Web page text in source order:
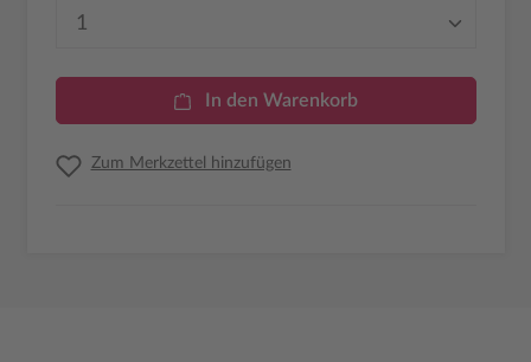
Produkt Anzahl: Gib den gewünschten
In den Warenkorb
Zum Merkzettel hinzufügen